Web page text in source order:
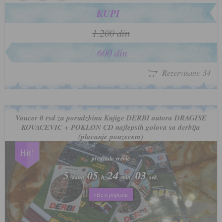
KUPI
1.200 din
600 din
Rezervisani: 34
Vaucer 0 rsd za porudzbinu Knjige DERBI autora DRAGISE
KOVACEVIC + POKLON CD najlepsih golova sa derbija
(placanje pouzecem)
Hit!
preostalo vreme
5dana 05h 24min. 00sek.
više o popustu
preostalo vreme
5dana 05h 24min. 00sek.
više o popustu